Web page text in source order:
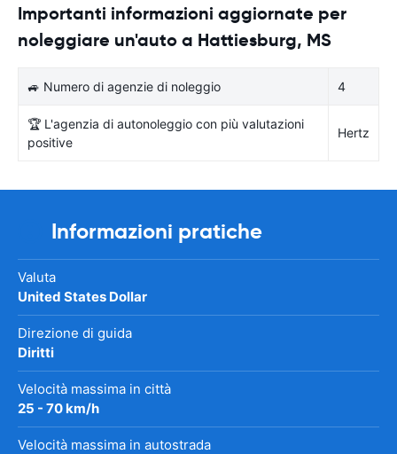
Importanti informazioni aggiornate per
noleggiare un'auto a Hattiesburg, MS
🚙 Numero di agenzie di noleggio 4
🏆 L'agenzia di autonoleggio con più valutazioni
positive
Hertz
Informazioni pratiche
Valuta
United States Dollar
Direzione di guida
Diritti
Velocità massima in città
25 - 70 km/h
Velocità massima in autostrada